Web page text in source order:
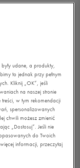
udane, a produkty,
to jednak przy pełnym
Kliknij „OK”, jeśli
na naszej stronie
w tym rekomendacji
spersonalizowanych
chwili możesz zmienić
„Dostosuj”. Jeśli nie
do Twoich
informacji, przeczytaj